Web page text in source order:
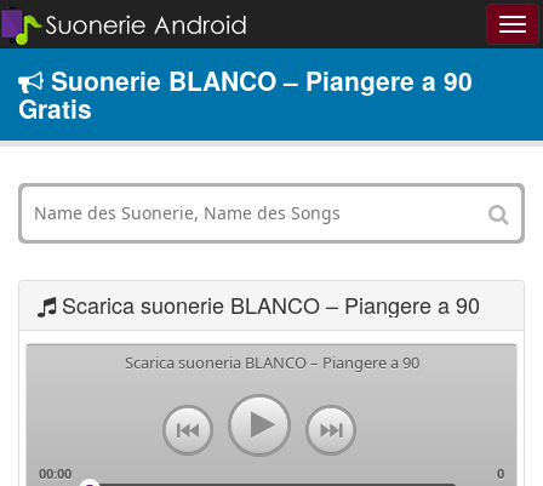
Suonerie BLANCO – Piangere a 90
Gratis
Scarica suonerie BLANCO – Piangere a 90
Scarica suoneria BLANCO – Piangere a 90
00:00 0